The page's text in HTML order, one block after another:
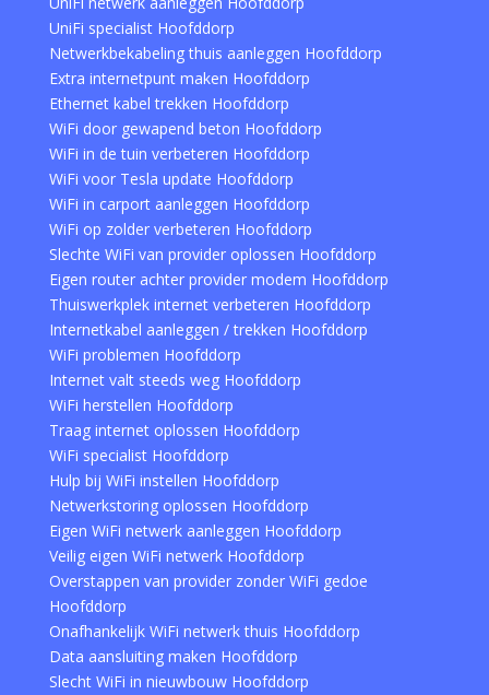
UniFi specialist Hoofddorp
Netwerkbekabeling thuis aanleggen Hoofddorp
Extra internetpunt maken Hoofddorp
Ethernet kabel trekken Hoofddorp
WiFi door gewapend beton Hoofddorp
WiFi in de tuin verbeteren Hoofddorp
WiFi voor Tesla update Hoofddorp
WiFi in carport aanleggen Hoofddorp
WiFi op zolder verbeteren Hoofddorp
Slechte WiFi van provider oplossen Hoofddorp
Eigen router achter provider modem Hoofddorp
Thuiswerkplek internet verbeteren Hoofddorp
Internetkabel aanleggen / trekken Hoofddorp
WiFi problemen Hoofddorp
Internet valt steeds weg Hoofddorp
WiFi herstellen Hoofddorp
Traag internet oplossen Hoofddorp
WiFi specialist Hoofddorp
Hulp bij WiFi instellen Hoofddorp
Netwerkstoring oplossen Hoofddorp
Eigen WiFi netwerk aanleggen Hoofddorp
Veilig eigen WiFi netwerk Hoofddorp
Overstappen van provider zonder WiFi gedoe
Hoofddorp
Onafhankelijk WiFi netwerk thuis Hoofddorp
Data aansluiting maken Hoofddorp
Slecht WiFi in nieuwbouw Hoofddorp